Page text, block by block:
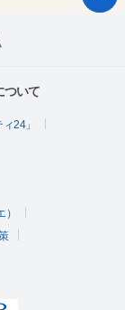
ついて
24」